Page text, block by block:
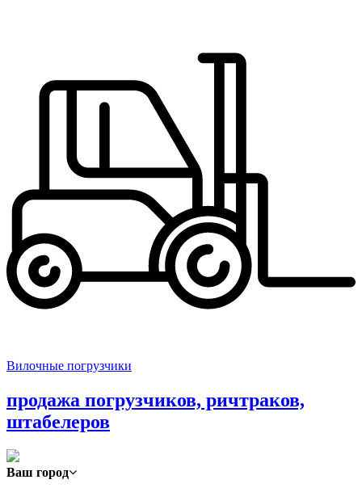
Вилочные погрузчики
продажа погрузчиков, ричтраков,
штабелеров
Ваш город